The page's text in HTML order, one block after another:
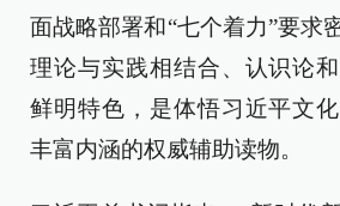
面战略部署和“七个着力”要求
理论与实践相结合、认识论
鲜明特色，是体悟习近平文
丰富内涵的权威辅助读物。